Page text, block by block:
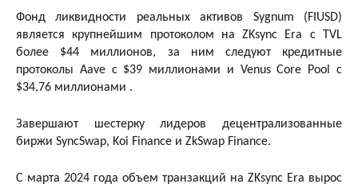
Фонд ликвидности реальных активов Sygnum (FIUSD)
является крупнейшим протоколом на ZKsync Era с TVL
более $44 миллионов, за ним следуют кредитные
протоколы Aave с $39 миллионами и Venus Core Pool с
$34,76 миллионами .
Завершают шестерку лидеров децентрализованные
биржи SyncSwap, Koi Finance и ZkSwap Finance.
С марта 2024 года объем транзакций на ZKsync Era вырос